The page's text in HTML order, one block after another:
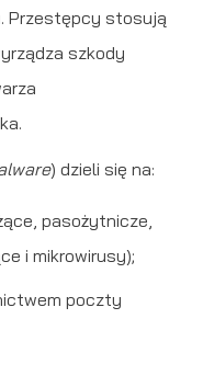
Przestępcy stosują
szkody
) dzieli się na:
pasożytnicze,
i mikrowirusy);
poczty